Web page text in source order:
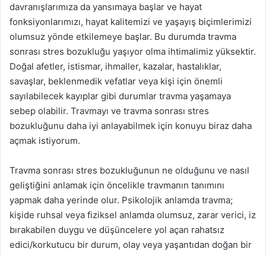
davranışlarımıza da yansımaya başlar ve hayat
fonksiyonlarımızı, hayat kalitemizi ve yaşayış biçimlerimizi
olumsuz yönde etkilemeye başlar. Bu durumda travma
sonrası stres bozukluğu yaşıyor olma ihtimalimiz yüksektir.
Doğal afetler, istismar, ihmaller, kazalar, hastalıklar,
savaşlar, beklenmedik vefatlar veya kişi için önemli
sayılabilecek kayıplar gibi durumlar travma yaşamaya
sebep olabilir. Travmayı ve travma sonrası stres
bozukluğunu daha iyi anlayabilmek için konuyu biraz daha
açmak istiyorum.
Travma sonrası stres bozukluğunun ne olduğunu ve nasıl
geliştiğini anlamak için öncelikle travmanın tanımını
yapmak daha yerinde olur. Psikolojik anlamda travma;
kişide ruhsal veya fiziksel anlamda olumsuz, zarar verici, iz
bırakabilen duygu ve düşüncelere yol açan rahatsız
edici/korkutucu bir durum, olay veya yaşantıdan doğan bir